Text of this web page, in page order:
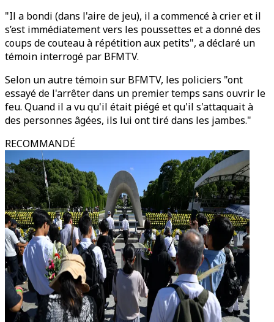
"Il a bondi (dans l'aire de jeu), il a commencé à crier et il
s’est immédiatement vers les poussettes et a donné des
coups de couteau à répétition aux petits", a déclaré un
témoin interrogé par BFMTV.
Selon un autre témoin sur BFMTV, les policiers "ont
essayé de l'arrêter dans un premier temps sans ouvrir le
feu. Quand il a vu qu'il était piégé et qu'il s'attaquait à
des personnes âgées, ils lui ont tiré dans les jambes."
RECOMMANDÉ